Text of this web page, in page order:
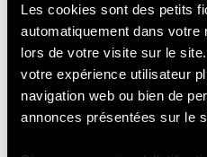
Les cookies sont des petits
automatiquement dans votre
lors de votre visite sur le
votre expérience utilisateur
navigation web ou bien de
annonces présentées sur le
industries we serve.
Equipped with the
fibre, you are ready
challenge in a fast